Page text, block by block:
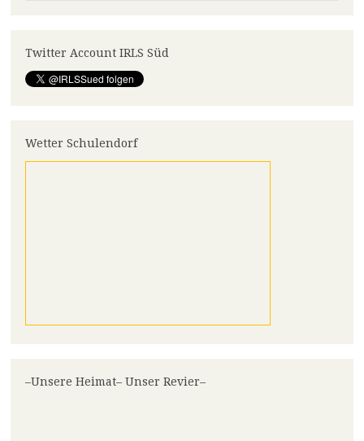
Twitter Account IRLS Süd
Wetter Schulendorf
–Unsere Heimat– Unser Revier–